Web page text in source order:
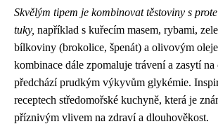
Skvělým tipem je kombinovat těstoviny s
tuky, například s kuřecím masem, rybami,
bílkoviny (brokolice, špenát) a olivovým
kombinace dále zpomaluje trávení a zasytí
předchází prudkým výkyvům glykémie.
receptech středomořské kuchyně, která je
příznivým vlivem na zdraví a dlouhověkost.